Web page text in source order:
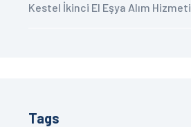
Kestel İkinci El Eşya Alım Hizmeti
Tags